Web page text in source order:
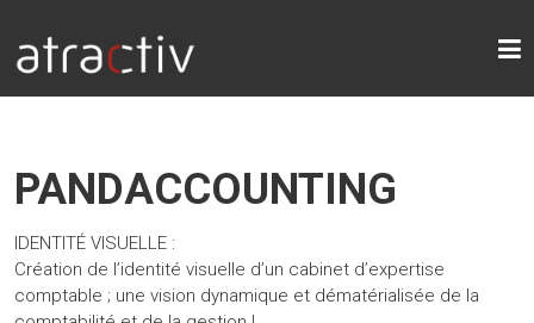
ATRACTIV
PANDACCOUNTING
IDENTITÉ VISUELLE :
Création de l’identité visuelle d’un cabinet d’expertise
comptable ; une vision dynamique et dématérialisée de la